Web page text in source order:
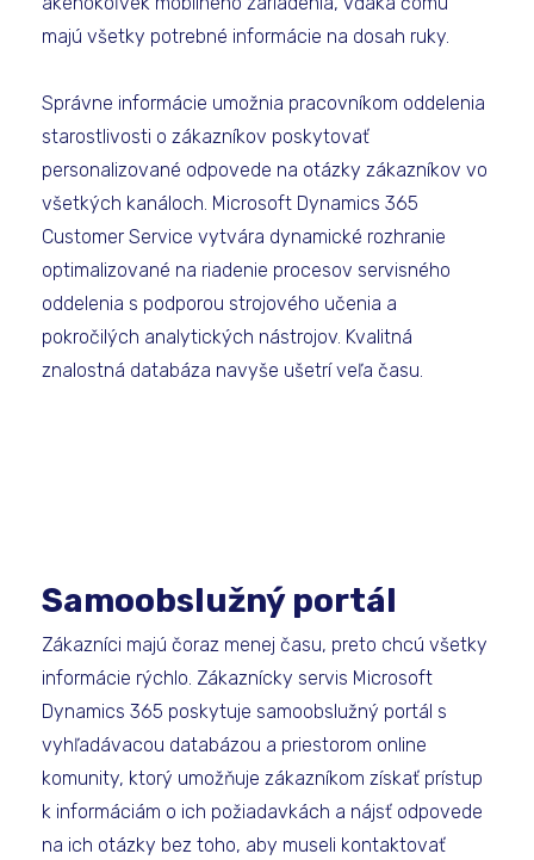
majú všetky potrebné informácie na dosah ruky.
Správne informácie umožnia pracovníkom oddelenia
starostlivosti o zákazníkov poskytovať
personalizované odpovede na otázky zákazníkov vo
všetkých kanáloch. Microsoft Dynamics 365
Customer Service vytvára dynamické rozhranie
optimalizované na riadenie procesov servisného
oddelenia s podporou strojového učenia a
pokročilých analytických nástrojov. Kvalitná
znalostná databáza navyše ušetrí veľa času.
Samoobslužný portál
Zákazníci majú čoraz menej času, preto chcú všetky
informácie rýchlo. Zákaznícky servis Microsoft
Dynamics 365 poskytuje samoobslužný portál s
vyhľadávacou databázou a priestorom online
komunity, ktorý umožňuje zákazníkom získať prístup
k informáciám o ich požiadavkách a nájsť odpovede
na ich otázky bez toho, aby museli kontaktovať